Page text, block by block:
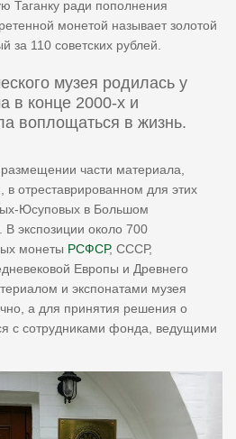
Таганку ради пополнения
монетой называет золотой
за 110 советских рублей.
музея родилась у
в конце 2000-х и
воплощаться в жизнь.
части материала,
в отреставрированном для этих
Юсуповых в Большом
экспозиции около 700
монеты РСФСР, СССР,
Европы и Древнего
и экспонатами музея
а для принятия решения о
с сотрудниками фонда, ведущими